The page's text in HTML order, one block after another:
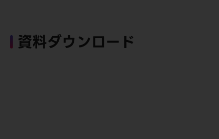
資料ダウンロード